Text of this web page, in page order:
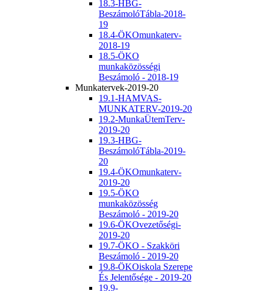
18.3-HBG-
BeszámolóTábla-2018-
19
18.4-ÖKOmunkaterv-
2018-19
18.5-ÖKO
munkaközösségi
Beszámoló - 2018-19
Munkatervek-2019-20
19.1-HAMVAS-
MUNKATERV-2019-20
19.2-MunkaÜtemTerv-
2019-20
19.3-HBG-
BeszámolóTábla-2019-
20
19.4-ÖKOmunkaterv-
2019-20
19.5-ÖKO
munkaközösség
Beszámoló - 2019-20
19.6-ÖKOvezetőségi-
2019-20
19.7-ÖKO - Szakköri
Beszámoló - 2019-20
19.8-ÖKOiskola Szerepe
És Jelentősége - 2019-20
19.9-